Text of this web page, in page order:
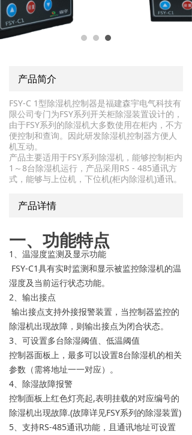
产品详情
产品简介
FSY-C 1型除湿机控制器是福建森宇电气科技有
限公司专门为FSY系列开关柜除湿装置设计的，
由于FSY系列的除湿机大多数使用在柜内，不方
便控制和查询。因此研发除湿机控制器方便人
机互动。
产品主要适用于FSY系列除湿机，能够控制柜内
1～8台除湿机运行，产品采用RS - 485通讯方
式，能够与上位机，下位机(柜内除湿机)通讯。
一、功能特点
1、温湿度监测及显示功能
FSY-C1具有实时监测和显示被监控除湿机的温
湿度及当前运行状态功能。
2、输出接点
输出接点支持外接报警装置，当控制器监控的
除湿机出现故障，则输出接点为闭合状态。
3、可设置多台除湿阈值、低温阈值
控制器面板上，最多可以设置8台除湿机的相关
参数（需将地址一一对应）。
4、除湿故障报警
控制面板上红色灯亮起,表明挂载的对应编号的
除湿机出现故障.(故障详见FSY系列的除湿装置)
5、支持RS-485通讯功能，且通讯地址可设置